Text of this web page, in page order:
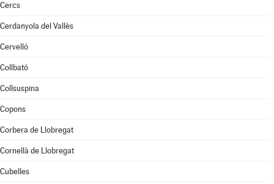
Cercs
Cerdanyola del Vallès
Cervelló
Collbató
Collsuspina
Copons
Corbera de Llobregat
Cornellà de Llobregat
Cubelles